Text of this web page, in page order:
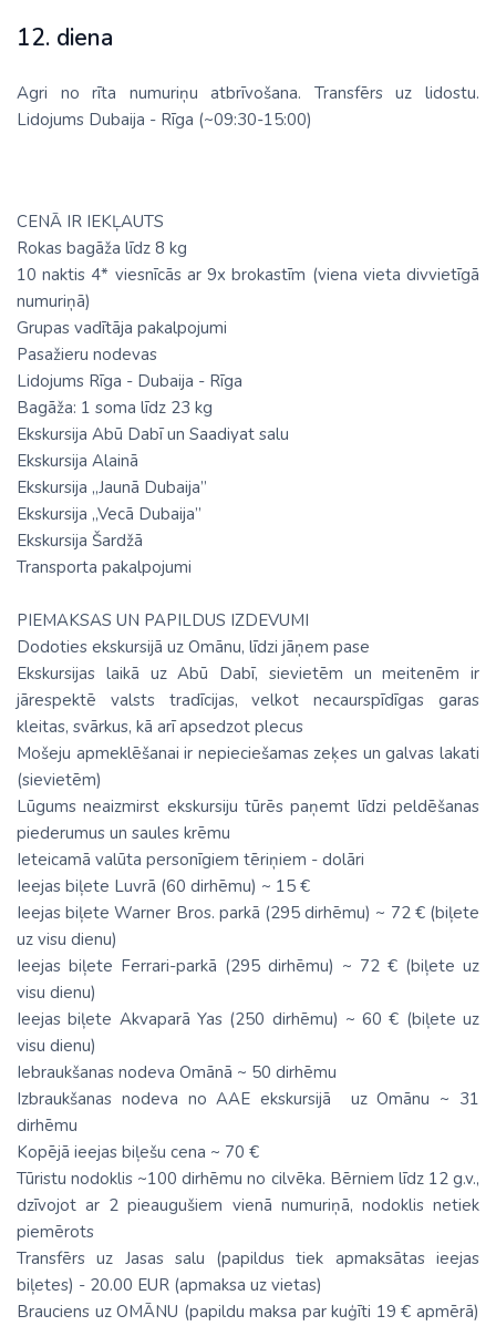
12. diena
Agri no rīta numuriņu atbrīvošana. Transfērs uz lidostu.
Lidojums Dubaija - Rīga (~09:30-15:00)
CENĀ IR IEKĻAUTS
Rokas bagāža līdz 8 kg
10 naktis 4* viesnīcās ar 9x brokastīm (viena vieta divvietīgā
numuriņā)
Grupas vadītāja pakalpojumi
Pasažieru nodevas
Lidojums Rīga - Dubaija - Rīga
Bagāža: 1 soma līdz 23 kg
Ekskursija Abū Dabī un Saadiyat salu
Ekskursija Alainā
Ekskursija „Jaunā Dubaija”
Ekskursija „Vecā Dubaija”
Ekskursija Šardžā
Transporta pakalpojumi
PIEMAKSAS UN PAPILDUS IZDEVUMI
Dodoties ekskursijā uz Omānu, līdzi jāņem pase
Ekskursijas laikā uz Abū Dabī, sievietēm un meitenēm ir
jārespektē valsts tradīcijas, velkot necaurspīdīgas garas
kleitas, svārkus, kā arī apsedzot plecus
Mošeju apmeklēšanai ir nepieciešamas zeķes un galvas lakati
(sievietēm)
Lūgums neaizmirst ekskursiju tūrēs paņemt līdzi peldēšanas
piederumus un saules krēmu
Ieteicamā valūta personīgiem tēriņiem - dolāri
Ieejas biļete Luvrā (60 dirhēmu) ~ 15 €
Ieejas biļete Warner Bros. parkā (295 dirhēmu) ~ 72 € (biļete
uz visu dienu)
Ieejas biļete Ferrari-parkā (295 dirhēmu) ~ 72 € (biļete uz
visu dienu)
Ieejas biļete Akvaparā Yas (250 dirhēmu) ~ 60 € (biļete uz
visu dienu)
Iebraukšanas nodeva Omānā ~ 50 dirhēmu
Izbraukšanas nodeva no AAE ekskursijā uz Omānu ~ 31
dirhēmu
Kopējā ieejas biļešu cena ~ 70 €
Tūristu nodoklis ~100 dirhēmu no cilvēka. Bērniem līdz 12 g.v.,
dzīvojot ar 2 pieaugušiem vienā numuriņā, nodoklis netiek
piemērots
Transfērs uz Jasas salu (papildus tiek apmaksātas ieejas
biļetes) - 20.00 EUR (apmaksa uz vietas)
Brauciens uz OMĀNU (papildu maksa par kuģīti 19 € apmērā)